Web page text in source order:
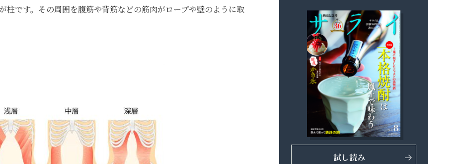
柱です。その周囲を腹筋や背筋などの筋肉がロープや壁のように取
試し読み